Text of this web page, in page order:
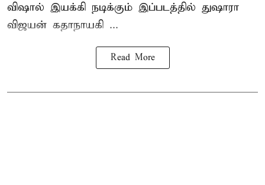
விஷால் இயக்கி நடிக்கும் இப்படத்தில் துஷாரா
விஜயன் கதாநாயகி ...
Read More